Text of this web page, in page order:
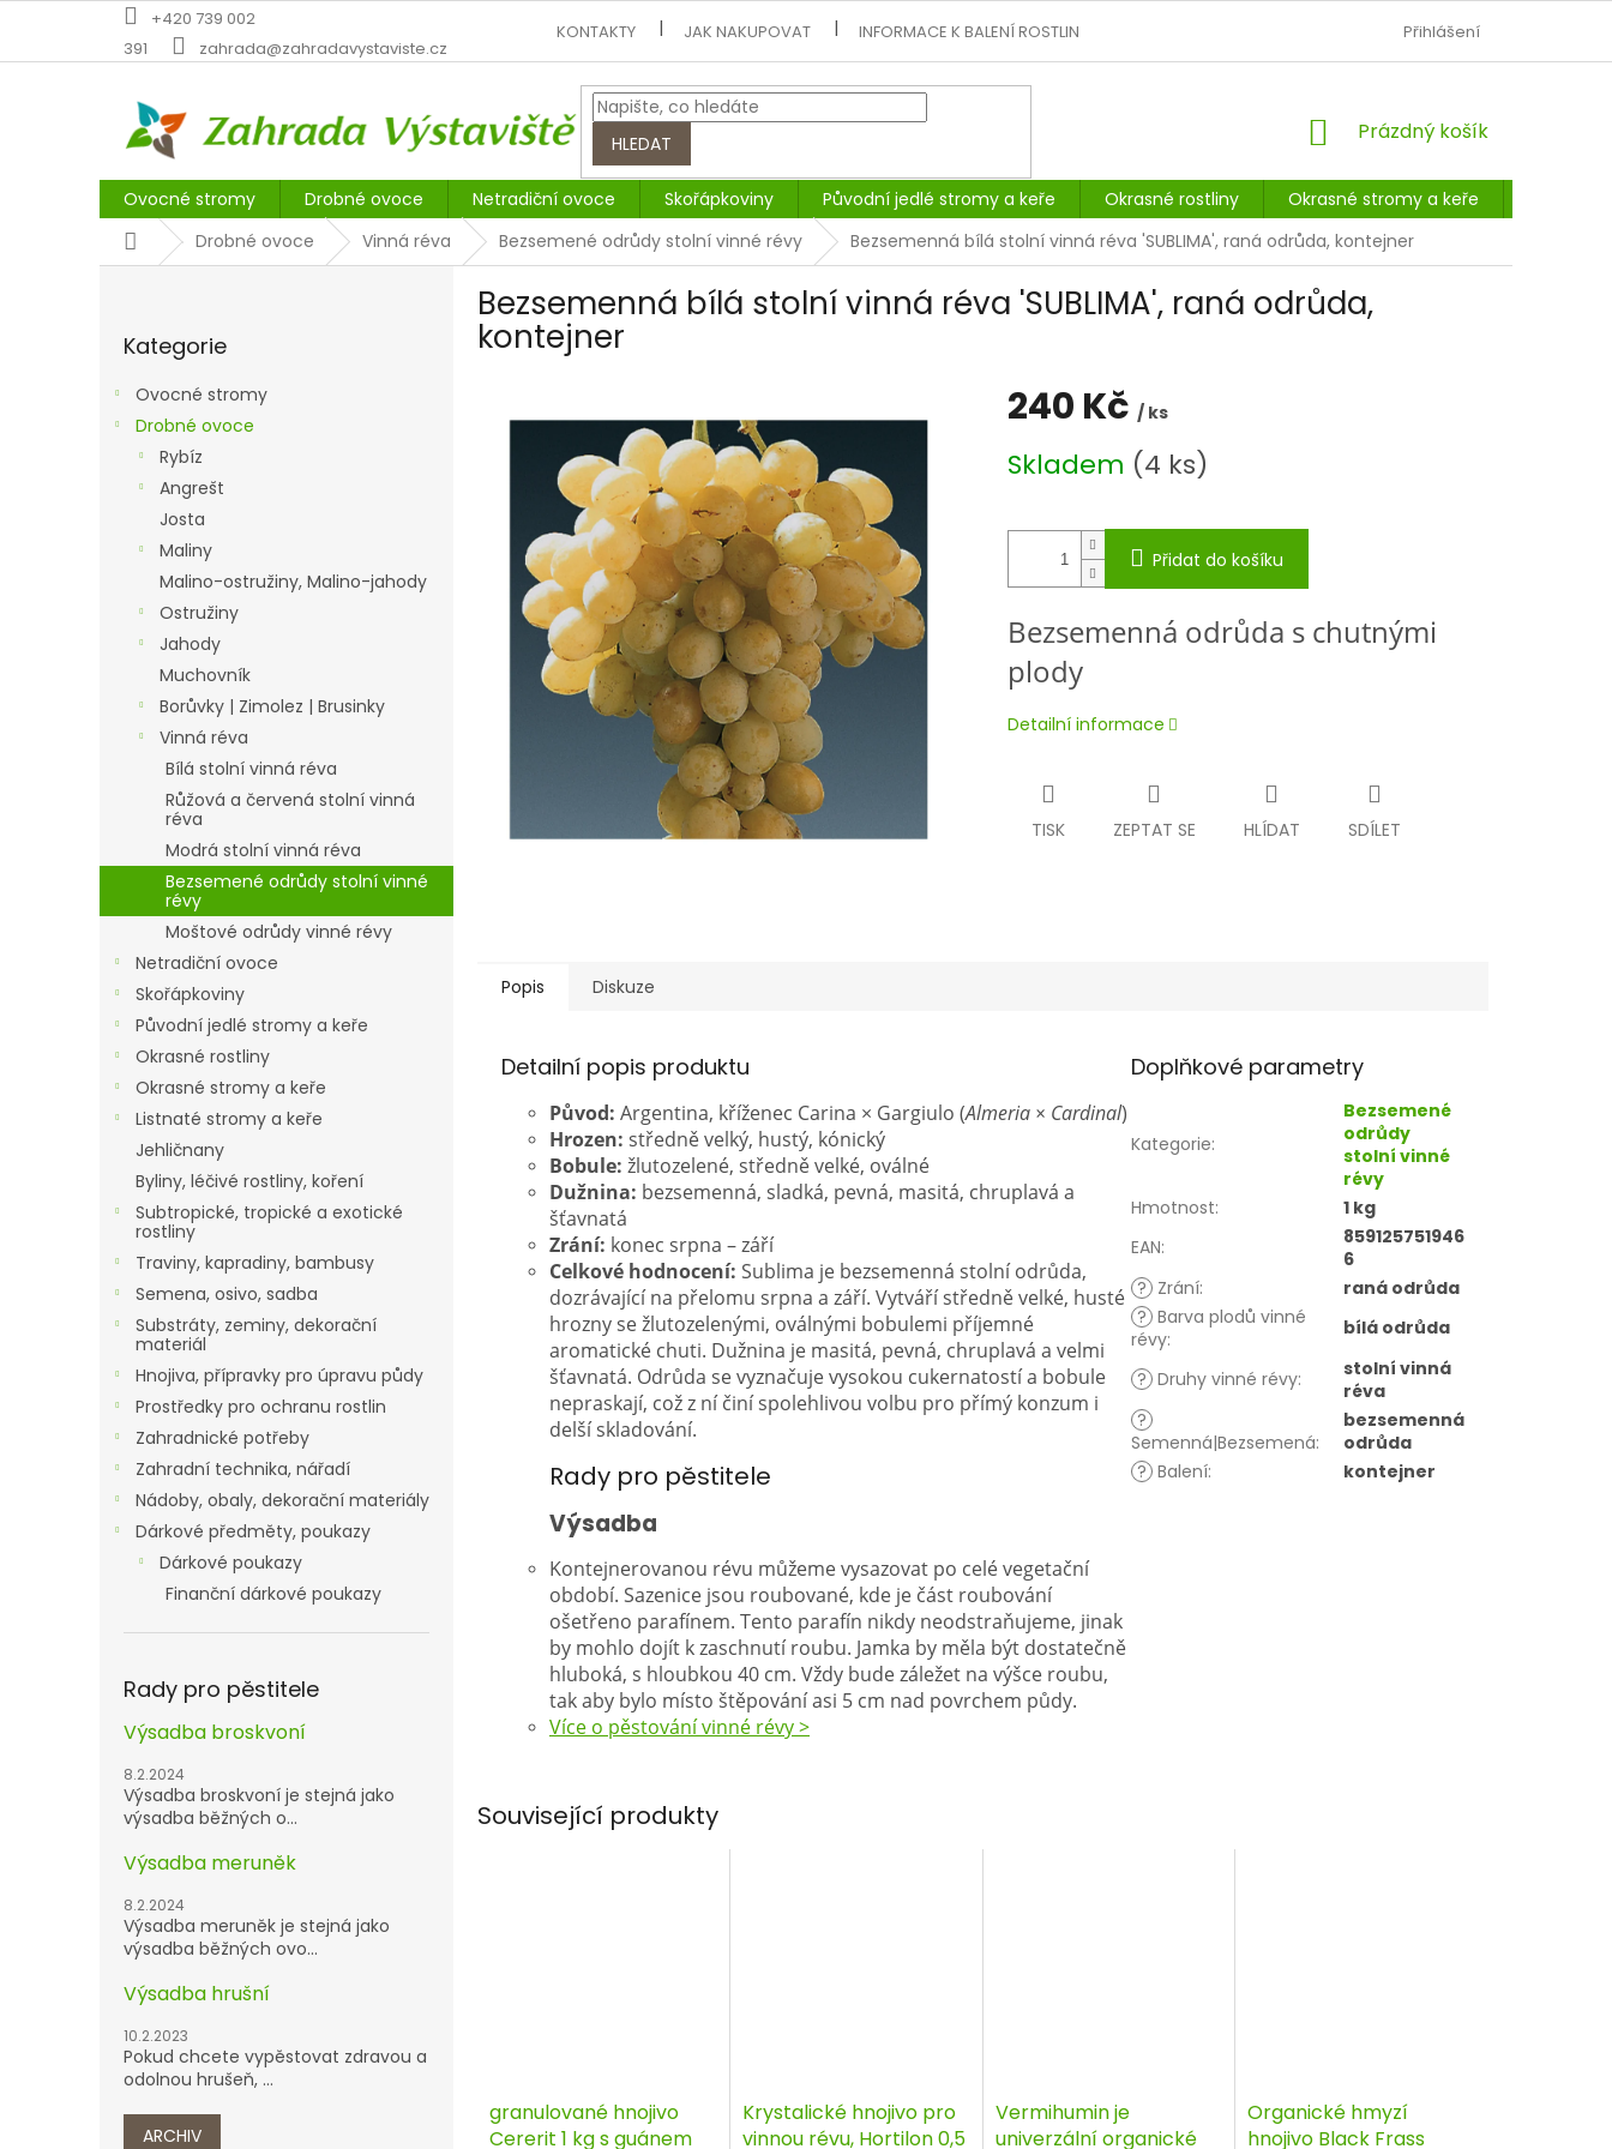
obsah
+420 739 002
391
zahrada@zahradavystaviste.cz
KONTAKTY JAK NAKUPOVAT INFORMACE K BALENÍ ROSTLIN PODMÍNKY OCHRANY OSOBNÍCH
Přihlášení
HLEDAT
NÁKUPNÍ
Prázdný košík
Ovocné stromy Drobné ovoce Netradiční ovoce Skořápkoviny Původní jedlé stromy a keře Okrasné rostliny Okrasné stromy a keře
DomůDrobné ovoce Vinná réva Bezsemené odrůdy stolní vinné révy Bezsemenná bílá stolní vinná réva 'SUBLIMA', raná odrůda, kontejner
kategorie
Kategorie
Ovocné stromy
Drobné ovoce
Rybíz
Angrešt
Josta
Maliny
Malino-ostružiny, Malino-jahody
Ostružiny
Jahody
Muchovník
Borůvky | Zimolez | Brusinky
Vinná réva
Bílá stolní vinná réva
Růžová a červená stolní vinná
réva
Modrá stolní vinná réva
Bezsemené odrůdy stolní vinné
révy
Moštové odrůdy vinné révy
Netradiční ovoce
Skořápkoviny
Původní jedlé stromy a keře
Okrasné rostliny
Okrasné stromy a keře
Listnaté stromy a keře
Jehličnany
Byliny, léčivé rostliny, koření
Subtropické, tropické a exotické
rostliny
Traviny, kapradiny, bambusy
Semena, osivo, sadba
Substráty, zeminy, dekorační
materiál
Hnojiva, přípravky pro úpravu půdy
Prostředky pro ochranu rostlin
Zahradnické potřeby
Zahradní technika, nářadí
Nádoby, obaly, dekorační materiály
Dárkové předměty, poukazy
Dárkové poukazy
Finanční dárkové poukazy
Rady pro pěstitele
Výsadba broskvoní
8.2.2024
Výsadba broskvoní je stejná jako
výsadba běžných o...
Výsadba meruněk
8.2.2024
Výsadba meruněk je stejná jako
výsadba běžných ovo...
Výsadba hrušní
10.2.2023
Pokud chcete vypěstovat zdravou a
odolnou hrušeň, ...
ARCHIV
Bezsemenná bílá stolní vinná réva 'SUBLIMA', raná odrůda,
kontejner
240 Kč / ks
cena:
Skladem (4 ks)
Přidat do košíku
Bezsemenná odrůda s chutnými
plody
Detailní informace
TISK ZEPTAT SE HLÍDAT SDÍLET
Popis Diskuze
Detailní popis produktu
Původ: Argentina, kříženec Carina × Gargiulo (Almeria × Cardinal)
Hrozen: středně velký, hustý, kónický
Bobule: žlutozelené, středně velké, oválné
Dužnina: bezsemenná, sladká, pevná, masitá, chruplavá a
šťavnatá
Zrání: konec srpna – září
Celkové hodnocení: Sublima je bezsemenná stolní odrůda,
dozrávající na přelomu srpna a září. Vytváří středně velké, husté
hrozny se žlutozelenými, oválnými bobulemi příjemné
aromatické chuti. Dužnina je masitá, pevná, chruplavá a velmi
šťavnatá. Odrůda se vyznačuje vysokou cukernatostí a bobule
nepraskají, což z ní činí spolehlivou volbu pro přímý konzum i
delší skladování.
Rady pro pěstitele
Výsadba
Kontejnerovanou révu můžeme vysazovat po celé vegetační
období. Sazenice jsou roubované, kde je část roubování
ošetřeno parafínem. Tento parafín nikdy neodstraňujeme, jinak
by mohlo dojít k zaschnutí roubu. Jamka by měla být dostatečně
hluboká, s hloubkou 40 cm. Vždy bude záležet na výšce roubu,
tak aby bylo místo štěpování asi 5 cm nad povrchem půdy.
Více o pěstování vinné révy >
Doplňkové parametry
Kategorie:
Bezsemené
odrůdy
stolní vinné
révy
Hmotnost:
1 kg
EAN:
859125751946
6
? Zrání:
raná odrůda
? Barva plodů vinné
révy: bílá odrůda
? Druhy vinné révy:
stolní vinná
réva
?
Semenná|Bezsemená:
bezsemenná
odrůda
? Balení: kontejner
Související produkty
granulované hnojivo
Cererit 1 kg s guánem
Krystalické hnojivo pro
vinnou révu, Hortilon 0,5
Vermihumin je
univerzální organické
Organické hmyzí
hnojivo Black Frass